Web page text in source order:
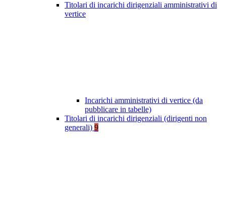
Titolari di incarichi dirigenziali amministrativi di
vertice
Incarichi amministrativi di vertice (da
pubblicare in tabelle)
Titolari di incarichi dirigenziali (dirigenti non
generali) 9